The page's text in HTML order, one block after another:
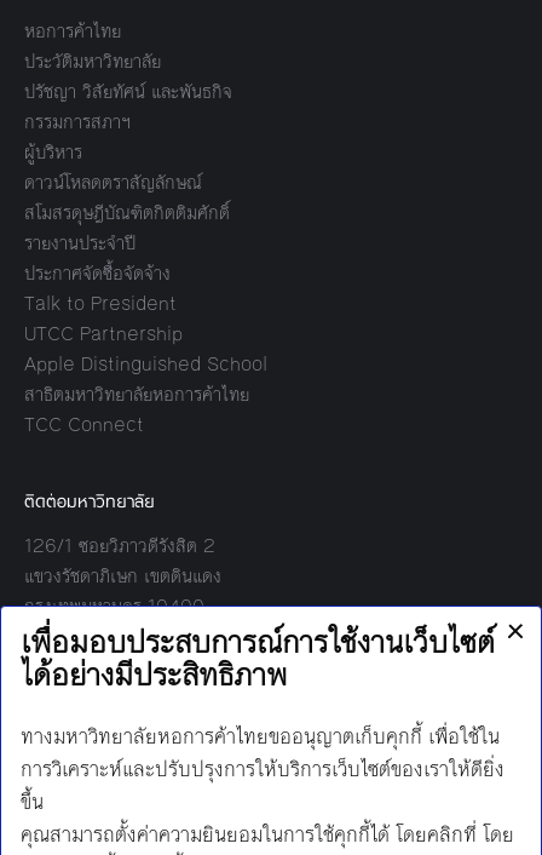
หอการค้าไทย
ประวัติมหาวิทยาลัย
ปรัชญา วิสัยทัศน์ และพันธกิจ
กรรมการสภาฯ
ผู้บริหาร
ดาวน์โหลดตราสัญลักษณ์
สโมสรดุษฎีบัณฑิตกิตติมศักดิ์
รายงานประจำปี
ประกาศจัดซื้อจัดจ้าง
Talk to President
UTCC Partnership
Apple Distinguished School
สาธิตมหาวิทยาลัยหอการค้าไทย
TCC Connect
ติดต่อมหาวิทยาลัย
126/1 ซอยวิภาวดีรังสิต 2
แขวงรัชดาภิเษก เขตดินแดง
กรุงเทพมหานคร 10400
โทร:
02-697-6000
เวลาทำการ:
8.30 - 17.00
Find us on:
Facebook
TwitterYouTube
Instagram
LineMail